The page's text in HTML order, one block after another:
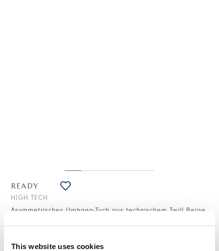
This website uses cookies
READY
HIGH TECH
Asymmetrisches Umhang-Tuch aus technischem Twill Beige